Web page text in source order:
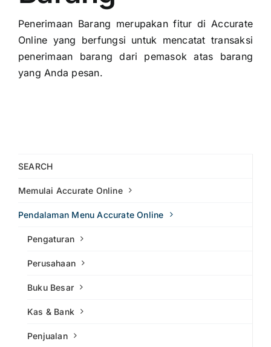
Penerimaan Barang merupakan fitur di Accurate
Online yang berfungsi untuk mencatat transaksi
penerimaan barang dari pemasok atas barang
yang Anda pesan.
SEARCH
Memulai Accurate Online
Pendalaman Menu Accurate Online
Pengaturan
Perusahaan
Buku Besar
Kas & Bank
Penjualan